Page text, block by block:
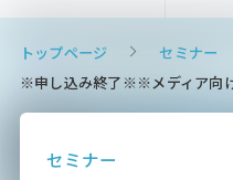
トップページ
セミナー
※申し込み終了※※メディア向
セミナー